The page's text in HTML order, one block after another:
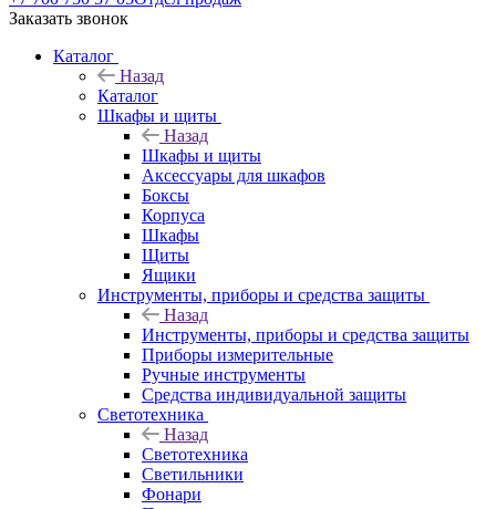
Заказать звонок
Каталог
Назад
Каталог
Шкафы и щиты
Назад
Шкафы и щиты
Аксессуары для шкафов
Боксы
Корпуса
Шкафы
Щиты
Ящики
Инструменты, приборы и средства защиты
Назад
Инструменты, приборы и средства защиты
Приборы измерительные
Ручные инструменты
Средства индивидуальной защиты
Светотехника
Назад
Светотехника
Светильники
Фонари